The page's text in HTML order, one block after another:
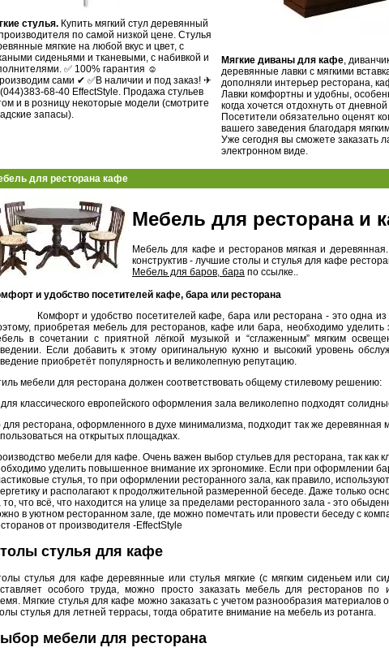
стулья. Купить мягкий стул деревянный
по самой низкой цене. Стулья
мягкие на любой вкус и цвет, с
сиденьями и тканевыми, с набивкой и
✅ 100% гарантия ☺
сами ✔ ✅В наличии и под заказ! ✈
68-40 EffectStyle. Продажа стульев
и в розницу некоторые модели (смотрите
запасы).
Мягкие диваны для кафе,
деревянные лавки с мягкими
дополняли интерьер ресторана,
Лавки комфортны и удобны,
когда хочется отдохнуть от
Посетители обязательно оценят
вашего заведения благодаря
Уже сегодня вы сможете заказать
электронном виде.
для ресторана кафе
Мебель для ресторана и
Мебель для кафе и ресторанов мягкая и
конструктив - лучшие столы и стулья для кафе
Мебель для баров, бара по ссылке..
и удобство посетителей кафе, бара или ресторана
Комфорт и удобство посетителей кафе, бара или ресторана - это одна
приобретая мебель для ресторанов, кафе или бара, необходимо
в сочетании с приятной лёгкой музыкой и “сглаженным” мягким
Если добавить к этому оригинальную кухню и высокий уровень
приобретёт популярность и великолепную репутацию.
мебели для ресторана должен соответствовать общему стилевому решению:
для классического европейского оформления зала великолепно подходят
для ресторана, оформленного в духе минимализма, подходит так же деревянная
на открытых площадках.
мебели для кафе. Очень важен выбор стульев для ресторана, так как
уделить повышенное внимание их эргономике. Если при оформлении
стулья, то при оформлении ресторанного зала, как правило,
и располагают к продолжительной размеренной беседе. Даже только
то, что всё, что находится на улице за пределами ресторанного зала - это
в уютном ресторанном зале, где можно помечтать или провести беседу с
от производителя -EffectStyle
стулья для кафе
стулья для кафе деревянные или стулья мягкие (с мягким сиденьем или
особого труда, можно просто заказать мебель для ресторанов
Мягкие стулья для кафе можно заказать с учетом разнообразия материалов
стулья для летней террасы, тогда обратите внимание на мебель из ротанга.
мебели для ресторана